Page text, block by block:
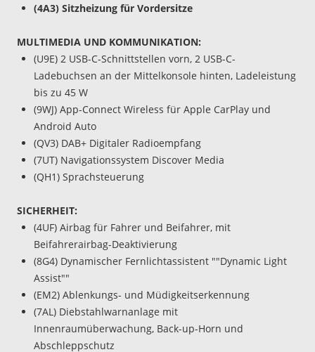
(4A3) Sitzheizung für Vordersitze
MULTIMEDIA UND KOMMUNIKATION:
(U9E) 2 USB-C-Schnittstellen vorn, 2 USB-C-
Ladebuchsen an der Mittelkonsole hinten, Ladeleistung
bis zu 45 W
(9WJ) App-Connect Wireless für Apple CarPlay und
Android Auto
(QV3) DAB+ Digitaler Radioempfang
(7UT) Navigationssystem Discover Media
(QH1) Sprachsteuerung
SICHERHEIT:
(4UF) Airbag für Fahrer und Beifahrer, mit
Beifahrerairbag-Deaktivierung
(8G4) Dynamischer Fernlichtassistent ""Dynamic Light
Assist""
(EM2) Ablenkungs- und Müdigkeitserkennung
(7AL) Diebstahlwarnanlage mit
Innenraumüberwachung, Back-up-Horn und
Abschleppschutz